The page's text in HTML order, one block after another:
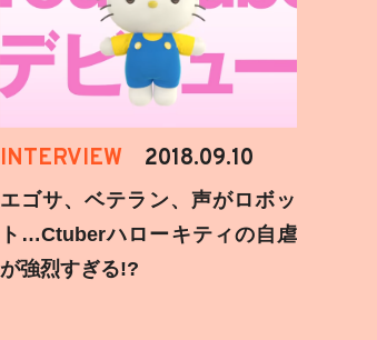
INTERVIEW 2018.09.10
エゴサ、ベテラン、声がロボッ
ト…Ctuberハローキティの自虐
が強烈すぎる!?